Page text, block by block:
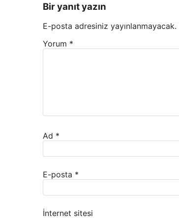
Bir yanıt yazın
E-posta adresiniz yayınlanmayacak.
Yorum *
Ad *
E-posta *
İnternet sitesi